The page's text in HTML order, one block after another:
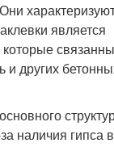
является
и других
наличия гипса